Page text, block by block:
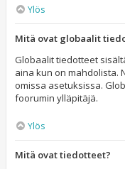
Ylös
Mitä ovat globaalit
Globaalit tiedotteet
aina kun on mahdolista.
omissa asetuksissa.
foorumin ylläpitäjä.
Ylös
Mitä ovat tiedotteet?